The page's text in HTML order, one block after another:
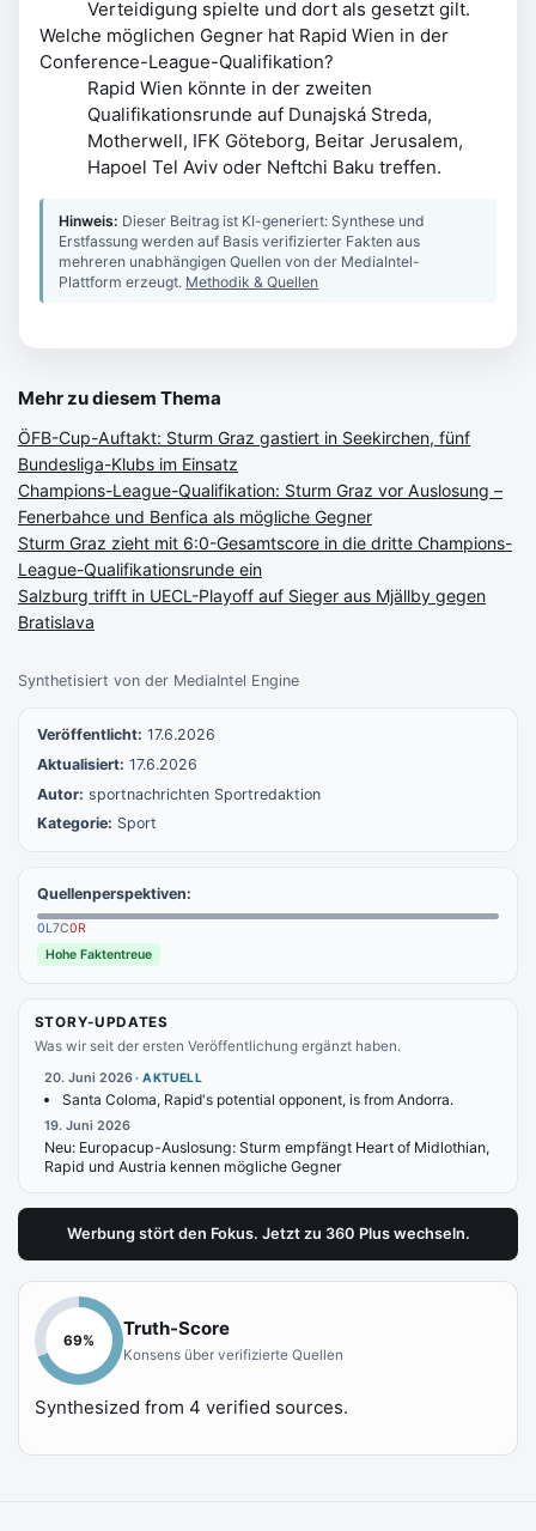
Synthetisiert von der MediaIntel Engine
Veröffentlicht: 17.6.2026
Aktualisiert: 17.6.2026
Autor: sportnachrichten Sportredaktion
Kategorie: Sport
Quellenperspektiven:
0L7C0R
Hohe Faktentreue
STORY-UPDATES
Was wir seit der ersten Veröffentlichung ergänzt haben.
20. Juni 2026·AKTUELL
Santa Coloma, Rapid's potential opponent, is from Andorra.
19. Juni 2026
Neu: Europacup-Auslosung: Sturm empfängt Heart of Midlothian,
Rapid und Austria kennen mögliche Gegner
Werbung stört den Fokus. Jetzt zu 360 Plus wechseln.
Verteidigung spielte und dort als gesetzt gilt.
Welche möglichen Gegner hat Rapid Wien in der
Conference-League-Qualifikation?
Rapid Wien könnte in der zweiten
Qualifikationsrunde auf Dunajská Streda,
Motherwell, IFK Göteborg, Beitar Jerusalem,
Hapoel Tel Aviv oder Neftchi Baku treffen.
Hinweis: Dieser Beitrag ist KI-generiert: Synthese und
Erstfassung werden auf Basis verifizierter Fakten aus
mehreren unabhängigen Quellen von der MediaIntel-
Plattform erzeugt. Methodik & Quellen
Mehr zu diesem Thema
ÖFB-Cup-Auftakt: Sturm Graz gastiert in Seekirchen, fünf
Bundesliga-Klubs im Einsatz
Champions-League-Qualifikation: Sturm Graz vor Auslosung –
Fenerbahce und Benfica als mögliche Gegner
Sturm Graz zieht mit 6:0-Gesamtscore in die dritte Champions-
League-Qualifikationsrunde ein
Salzburg trifft in UECL-Playoff auf Sieger aus Mjällby gegen
Bratislava
69%
Truth-Score
Konsens über verifizierte Quellen
Synthesized from 4 verified sources.